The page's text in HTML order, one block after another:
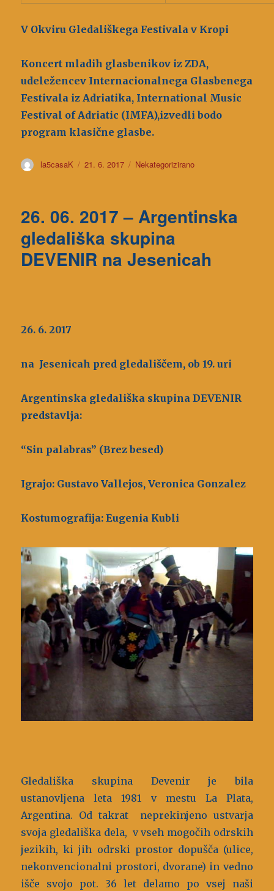
V Okviru Gledališkega Festivala v Kropi
Koncert mladih glasbenikov iz ZDA,
udeležencev Internacionalnega Glasbenega
Festivala iz Adriatika, International Music
Festival of Adriatic (IMFA),izvedli bodo
program klasične glasbe.
Avtor
la5casaK
Objavljeno
21. 6. 2017 Kategorije
Nekategorizirano
26. 06. 2017 – Argentinska
gledališka skupina
DEVENIR na Jesenicah
26. 6. 2017
na Jesenicah pred gledališčem, ob 19. uri
Argentinska gledališka skupina DEVENIR
predstavlja:
“Sin palabras” (Brez besed)
Igrajo: Gustavo Vallejos, Veronica Gonzalez
Kostumografija: Eugenia Kubli
Gledališka skupina Devenir je bila
ustanovljena leta 1981 v mestu La Plata,
Argentina. Od takrat neprekinjeno ustvarja
svoja gledališka dela, v vseh mogočih odrskih
jezikih, ki jih odrski prostor dopušča (ulice,
nekonvencionalni prostori, dvorane) in vedno
išče svojo pot. 36 let delamo po vsej naši